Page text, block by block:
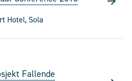
Hotel, Sola
Fallende